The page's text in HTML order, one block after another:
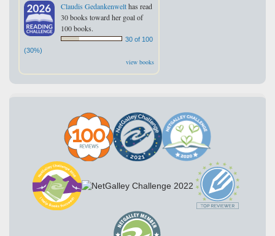
Claudis Gedankenwelthas read
30 books toward her goal of
100 books.
30 of 100
(30%)
view books